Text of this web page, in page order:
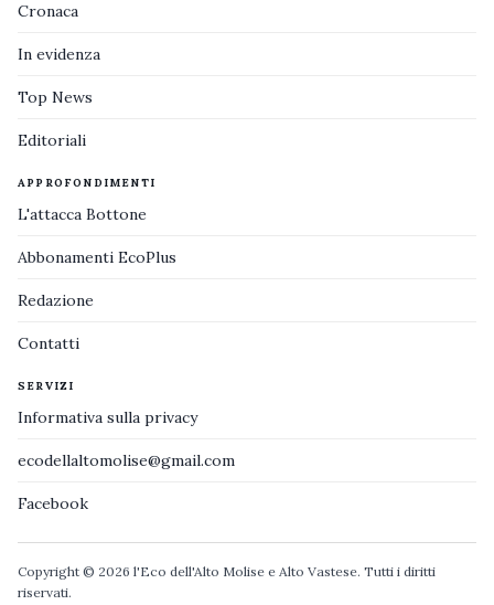
Cronaca
In evidenza
Top News
Editoriali
APPROFONDIMENTI
L'attacca Bottone
Abbonamenti EcoPlus
Redazione
Contatti
SERVIZI
Informativa sulla privacy
ecodellaltomolise@gmail.com
Facebook
Copyright © 2026 l'Eco dell'Alto Molise e Alto Vastese. Tutti i diritti
riservati.